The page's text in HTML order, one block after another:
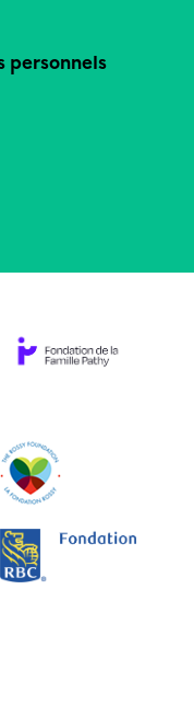
personnels